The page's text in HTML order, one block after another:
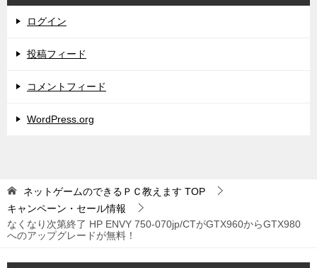
ログイン
投稿フィード
コメントフィード
WordPress.org
ネットゲームのできるＰＣ教えます TOP
キャンペーン・セール情報
なくなり次第終了 HP ENVY 750-070jp/CTがGTX960からGTX980
へのアップグレードが無料！